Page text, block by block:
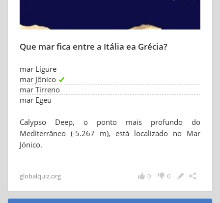
Que mar fica entre a Itália ea Grécia?
mar Lígure
mar Jônico
mar Tirreno
mar Egeu
Calypso Deep, o ponto mais profundo do
Mediterrâneo (-5.267 m), está localizado no Mar
Jónico.
globalquiz.org 0
0